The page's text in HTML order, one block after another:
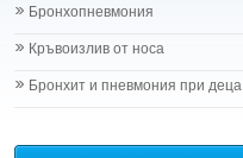
Бронхопневмония
Кръвоизлив от носа
Бронхит и пневмония при деца